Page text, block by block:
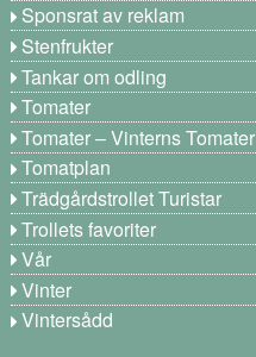
Sponsrat av reklam
Stenfrukter
Tankar om odling
Tomater
Tomater – Vinterns Tomater
Tomatplan
Trädgårdstrollet Turistar
Trollets favoriter
Vår
Vinter
Vintersådd